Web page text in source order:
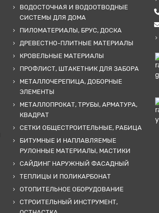
ВОДОСТОЧНАЯ И ВОДООТВОДНЫЕ
СИСТЕМЫ ДЛЯ ДОМА
ПИЛОМАТЕРИАЛЫ, БРУС, ДОСКА
ДРЕВЕСТНО-ПЛИТНЫЕ МАТЕРИАЛЫ
КРОВЕЛЬНЫЕ МАТЕРИАЛЫ
ПРОФЛИСТ, ШТАКЕТНИК ДЛЯ ЗАБОРА
МЕТАЛЛОЧЕРЕПИЦА, ДОБОРНЫЕ
ЭЛЕМЕНТЫ
МЕТАЛЛОПРОКАТ, ТРУБЫ, АРМАТУРА,
КВАДРАТ
СЕТКИ ОБЩЕСТРОИТЕЛЬНЫЕ, РАБИЦА
БИТУМНЫЕ И НАПЛАВЛЯЕМЫЕ
РУЛОННЫЕ МАТЕРИАЛЫ, МАСТИКИ
САЙДИНГ НАРУЖНЫЙ ФАСАДНЫЙ
ТЕПЛИЦЫ И ПОЛИКАРБОНАТ
ОТОПИТЕЛЬНОЕ ОБОРУДОВАНИЕ
СТРОИТЕЛЬНЫЙ ИНСТРУМЕНТ,